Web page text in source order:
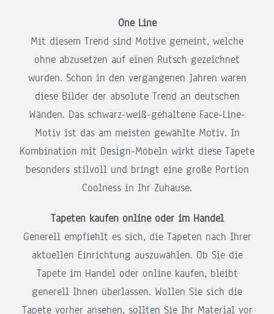
One Line
Mit diesem Trend sind Motive gemeint, welche
ohne abzusetzen auf einen Rutsch gezeichnet
wurden. Schon in den vergangenen Jahren waren
diese Bilder der absolute Trend an deutschen
Wänden. Das schwarz-weiß-gehaltene Face-Line-
Motiv ist das am meisten gewählte Motiv. In
Kombination mit Design-Möbeln wirkt diese Tapete
besonders stilvoll und bringt eine große Portion
Coolness in Ihr Zuhause.
Tapeten kaufen online oder im Handel
Generell empfiehlt es sich, die Tapeten nach Ihrer
aktuellen Einrichtung auszuwählen. Ob Sie die
Tapete im Handel oder online kaufen, bleibt
generell Ihnen überlassen. Wollen Sie sich die
Tapete vorher ansehen, sollten Sie Ihr Material vor